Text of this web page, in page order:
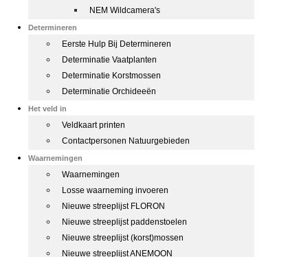
NEM Wildcamera's
Determineren
Eerste Hulp Bij Determineren
Determinatie Vaatplanten
Determinatie Korstmossen
Determinatie Orchideeën
Het veld in
Veldkaart printen
Contactpersonen Natuurgebieden
Waarnemingen
Waarnemingen
Losse waarneming invoeren
Nieuwe streeplijst FLORON
Nieuwe streeplijst paddenstoelen
Nieuwe streeplijst (korst)mossen
Nieuwe streeplijst ANEMOON